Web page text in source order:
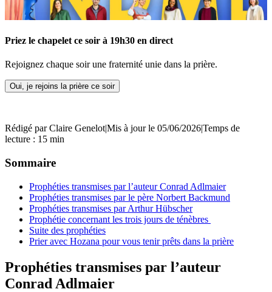
Priez le chapelet ce soir à 19h30 en direct
Rejoignez chaque soir une fraternité unie dans la prière.
Oui, je rejoins la prière ce soir
Rédigé parClaire Genelot|Mis à jour le 05/06/2026|Temps de
lecture : 15 min
Sommaire
Prophéties transmises par l’auteur Conrad Adlmaier
Prophéties transmises par le père Norbert Backmund
Prophéties transmises par Arthur Hübscher
Prophétie concernant les trois jours de ténèbres
Suite des prophéties
Prier avec Hozana pour vous tenir prêts dans la prière
Prophéties transmises par l’auteur
Conrad Adlmaier